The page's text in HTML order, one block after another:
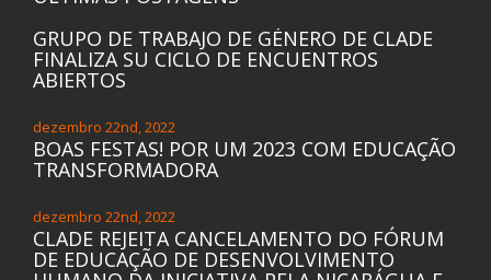
GRUPO DE TRABAJO DE GÉNERO DE CLADE
FINALIZA SU CICLO DE ENCUENTROS
ABIERTOS
dezembro 22nd, 2022
BOAS FESTAS! POR UM 2023 COM EDUCAÇÃO
TRANSFORMADORA
dezembro 22nd, 2022
CLADE REJEITA CANCELAMENTO DO FÓRUM
DE EDUCAÇÃO DE DESENVOLVIMENTO